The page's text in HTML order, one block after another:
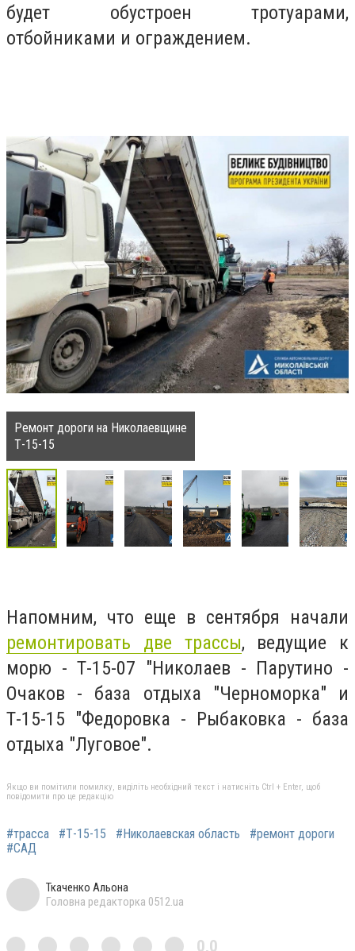
будет обустроен тротуарами,
отбойниками и ограждением.
Ремонт дороги на Николаевщине
Т-15-15
Напомним, что еще в сентября начали
ремонтировать две трассы, ведущие к
морю - Т-15-07 "Николаев - Парутино -
Очаков - база отдыха "Черноморка" и
Т-15-15 "Федоровка - Рыбаковка - база
отдыха "Луговое".
Якщо ви помітили помилку, виділіть необхідний текст і натисніть Ctrl + Enter, щоб
повідомити про це редакцію
#трасса #Т-15-15 #Николаевская область
#ремонт дороги
#САД
Ткаченко Альона
Головна редакторка 0512.ua
0,0